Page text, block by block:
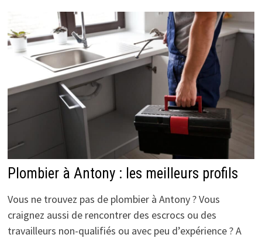
Plombier à Antony : les meilleurs profils
Vous ne trouvez pas de plombier à Antony ? Vous
craignez aussi de rencontrer des escrocs ou des
travailleurs non-qualifiés ou avec peu d’expérience ? A